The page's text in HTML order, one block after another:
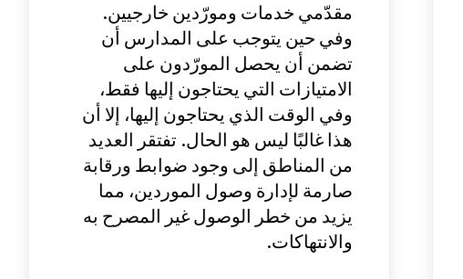
مقدّمي خدمات ومورّدين خارجيين.
وفي حين يتوجب على المدارس أن
تضمن أن يحصل المورّدون على
الامتيازات التي يحتاجون إليها فقط،
وفي الوقت الذي يحتاجون إليها، إلا أن
هذا غالبًا ليس هو الحال. تفتقر العديد
من المناطق إلى وجود ضوابط ورقابة
صارمة لإدارة وصول الموردين، مما
يزيد من خطر الوصول غير المصرح به
والانتهاكات.